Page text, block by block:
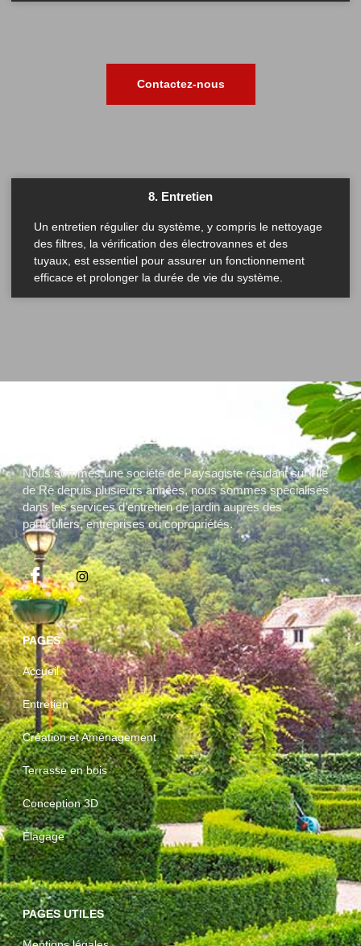
Contactez-nous
8. Entretien
Un entretien régulier du système, y compris le nettoyage
des filtres, la vérification des électrovannes et des
tuyaux, est essentiel pour assurer un fonctionnement
efficace et prolonger la durée de vie du système.
Nous sommes une société de Paysagiste résidant sur l’Île
de Ré depuis plusieurs années, nous sommes spécialisés
dans les services d’entretien de jardin auprès des
particuliers, entreprises ou copropriétés.
PAGES
Accueil
Entretien
Création et Aménagement
Terrasse en bois
Conception 3D
Élagage
PAGES UTILES